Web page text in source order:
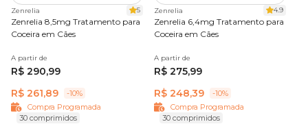
Zenrelia 5
Zenrelia 8,5mg Tratamento para
Coceira em Cães
A partir de
R$ 290,99
R$ 261,89
-10%
Compra Programada
30 comprimidos
Zenrelia 4.9
Zenrelia 6,4mg Tratamento para
Coceira em Cães
A partir de
R$ 275,99
R$ 248,39
-10%
Compra Programada
30 comprimidos